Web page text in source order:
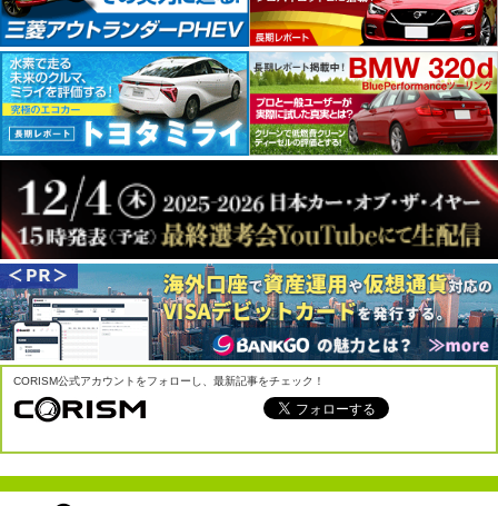
CORISM公式アカウントをフォローし、最新記事をチェック！